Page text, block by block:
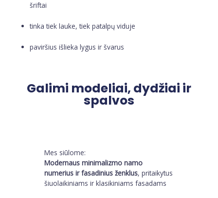
šriftai
tinka tiek lauke, tiek patalpų viduje
paviršius išlieka lygus ir švarus
Galimi modeliai, dydžiai ir
spalvos
Mes siūlome:
Modernaus minimalizmo namo
numerius ir fasadinius ženklus, pritaikytus
šiuolaikiniams ir klasikiniams fasadams